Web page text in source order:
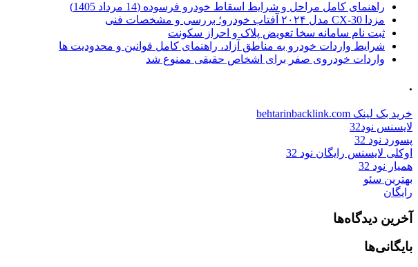
راهنمای کامل مراحل و شرایط اسقاط خودرو فرسوده (14 مرداد 1405)
مزدا CX-30 مدل ۲۰۲۴ آفتاب خودرو؛ بررسی و مشخصات فنی
ثبت نام سامانه سخا تعویض پلاک و احراز سکونت
شرایط واردات خودرو به مناطق آزاد، راهنمای کامل قوانین و محدودیت ها
واردات خودروی صفر برای اشخاص حقیقی ممنوع شد
.
خرید بک لینک behtarinbacklink.com
لایسنس نود32
پسورد نود 32
اوکلی لایسنس رایگان نود 32
همیار نود 32
بهترین سئو
رایگان
آخرین دیدگاه‌ها
بایگانی‌ها